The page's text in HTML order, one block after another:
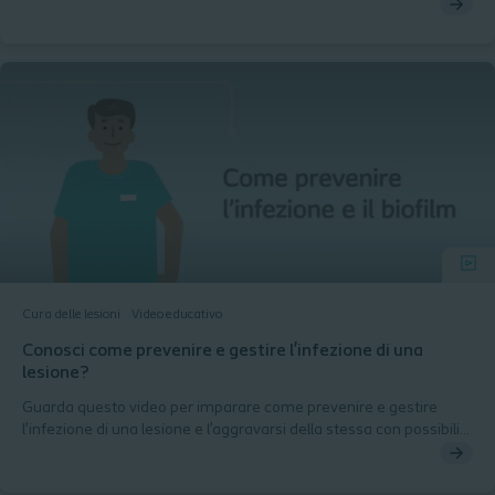
Cura delle lesioni Video educativo
Conosci come prevenire e gestire l’infezione di una
lesione?
Guarda questo video per imparare come prevenire e gestire
l’infezione di una lesione e l’aggravarsi della stessa con possibili